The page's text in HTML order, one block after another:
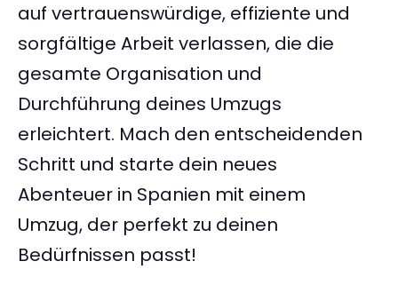
auf vertrauenswürdige, effiziente und
sorgfältige Arbeit verlassen, die die
gesamte Organisation und
Durchführung deines Umzugs
erleichtert. Mach den entscheidenden
Schritt und starte dein neues
Abenteuer in Spanien mit einem
Umzug, der perfekt zu deinen
Bedürfnissen passt!